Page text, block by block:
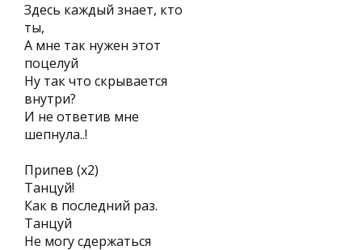
Здесь каждый знает, кто
ты,
А мне так нужен этот
поцелуй
Ну так что скрывается
внутри?
И не ответив мне
шепнула..!
Припев (х2)
Танцуй!
Как в последний раз.
Танцуй
Не могу сдержаться